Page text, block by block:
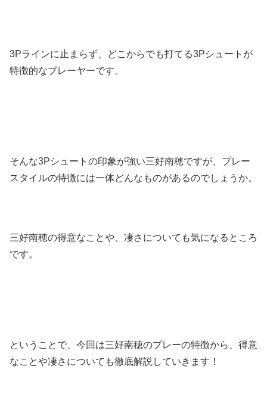
3Pラインに止まらず、どこからでも打てる3Pシュートが
特徴的なプレーヤーです。
そんな3Pシュートの印象が強い三好南穂ですが、プレー
スタイルの特徴には一体どんなものがあるのでしょうか。
三好南穂の得意なことや、凄さについても気になるところ
です。
ということで、今回は三好南穂のプレーの特徴から、得意
なことや凄さについても徹底解説していきます！